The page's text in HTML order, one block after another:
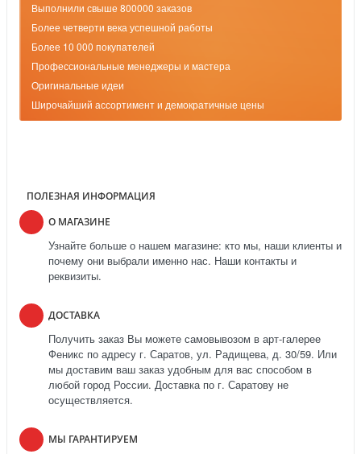
Выполнили свыше 800000 заказов
Более четверти века успешной работы
Более 10 000 покупателей
Профессиональные менеджеры и мастера
Оригинальные идеи
Широчайший ассортимент и демократичные цены
ПОЛЕЗНАЯ ИНФОРМАЦИЯ
О МАГАЗИНЕ
Узнайте больше о нашем магазине: кто мы, наши клиенты и
почему они выбрали именно нас. Наши контакты и
реквизиты.
ДОСТАВКА
Получить заказ Вы можете самовывозом в арт-галерее
Феникс по адресу г. Саратов, ул. Радищева, д. 30/59. Или
мы доставим ваш заказ удобным для вас способом в
любой город России. Доставка по г. Саратову не
осуществляется.
МЫ ГАРАНТИРУЕМ